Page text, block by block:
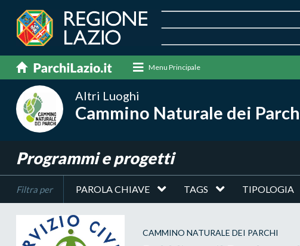
Menu Principale
Altri Luoghi
Cammino Naturale dei
Programmi e progetti
Filtra per PAROLA CHIAVE TAGS TIPOLOGIA
CAMMINO NATURALE DEI PARCHI